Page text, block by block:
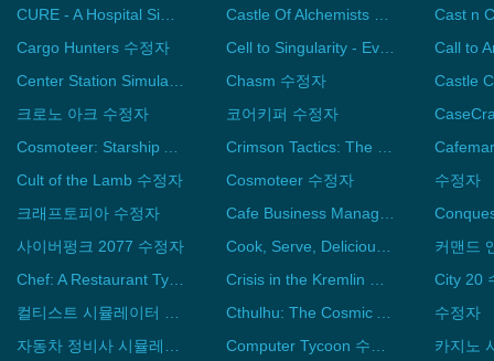
CURE - A Hospital Simulator 수정자
Castle Of Alchemists 수정자
Cast n
Cargo Hunters 수정자
Cell to Singularity - Evolution Never Ends 수정자
Center Station Simulator 수정자
Chasm 수정자
Castle
크로노 아크 수정자
코어키퍼 수정자
Cosmoteer: Starship Architect & Commander 수정자
Crimson Tactics: The Rise of The White Banner 수정자
Cult of the Lamb 수정자
Cosmoteer 수정자
수정자
크래프토피아 수정자
Cafe Business Manager 수정자
사이버펑크 2077 수정자
Cook, Serve, Delicious! 2!! 수정자
Chef: A Restaurant Tycoon Game 수정자
Crisis in the Kremlin 수정자
City 20
컬티스트 시뮬레이터 수정자
Cthulhu: The Cosmic Abyss 수정자
수정자
자동차 정비사 시뮬레이터 2021 수정자
Computer Tycoon 수정자